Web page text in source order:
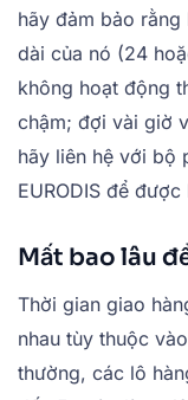
hãy đảm bảo
dài của nó (24
không hoạt động
chậm; đợi vài giờ
hãy liên hệ với bộ
EURODIS để
Mất bao lâu
Thời gian giao
nhau tùy thuộc
thường, các lô